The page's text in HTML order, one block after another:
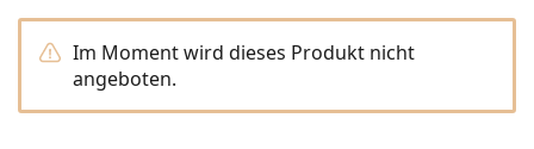
Alle Marken
Persol
Prada
Im Moment wird dieses Produkt nicht
angeboten.